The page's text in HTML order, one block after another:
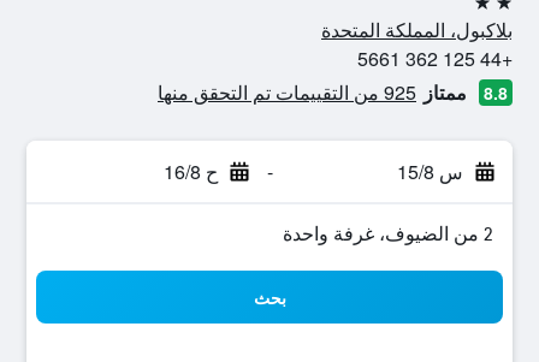
2 نجمتين
بلاكبول، المملكة المتحدة
+44 125 362 5661
8.8 ممتاز 925 من التقييمات تم التحقق منها
س 15/8 - ح 16/8
2 من الضيوف، غرفة واحدة
بحث